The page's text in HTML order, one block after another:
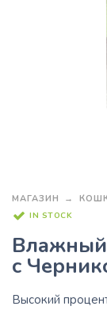
МАГАЗИН
IN STOCK
с
Высокий